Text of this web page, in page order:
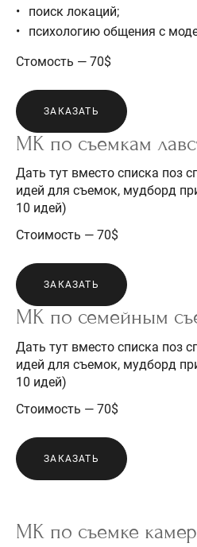
поиск локаций;
психологию общения с
Стомость — 70$
ЗАКАЗАТЬ
МК по съемкам
Дать тут вместо списка поз
идей для съемок, мудборд
10 идей)
Стоимость — 70$
ЗАКАЗАТЬ
МК по семейным
Дать тут вместо списка поз
идей для съемок, мудборд
10 идей)
Стоимость — 70$
ЗАКАЗАТЬ
МК по съемке